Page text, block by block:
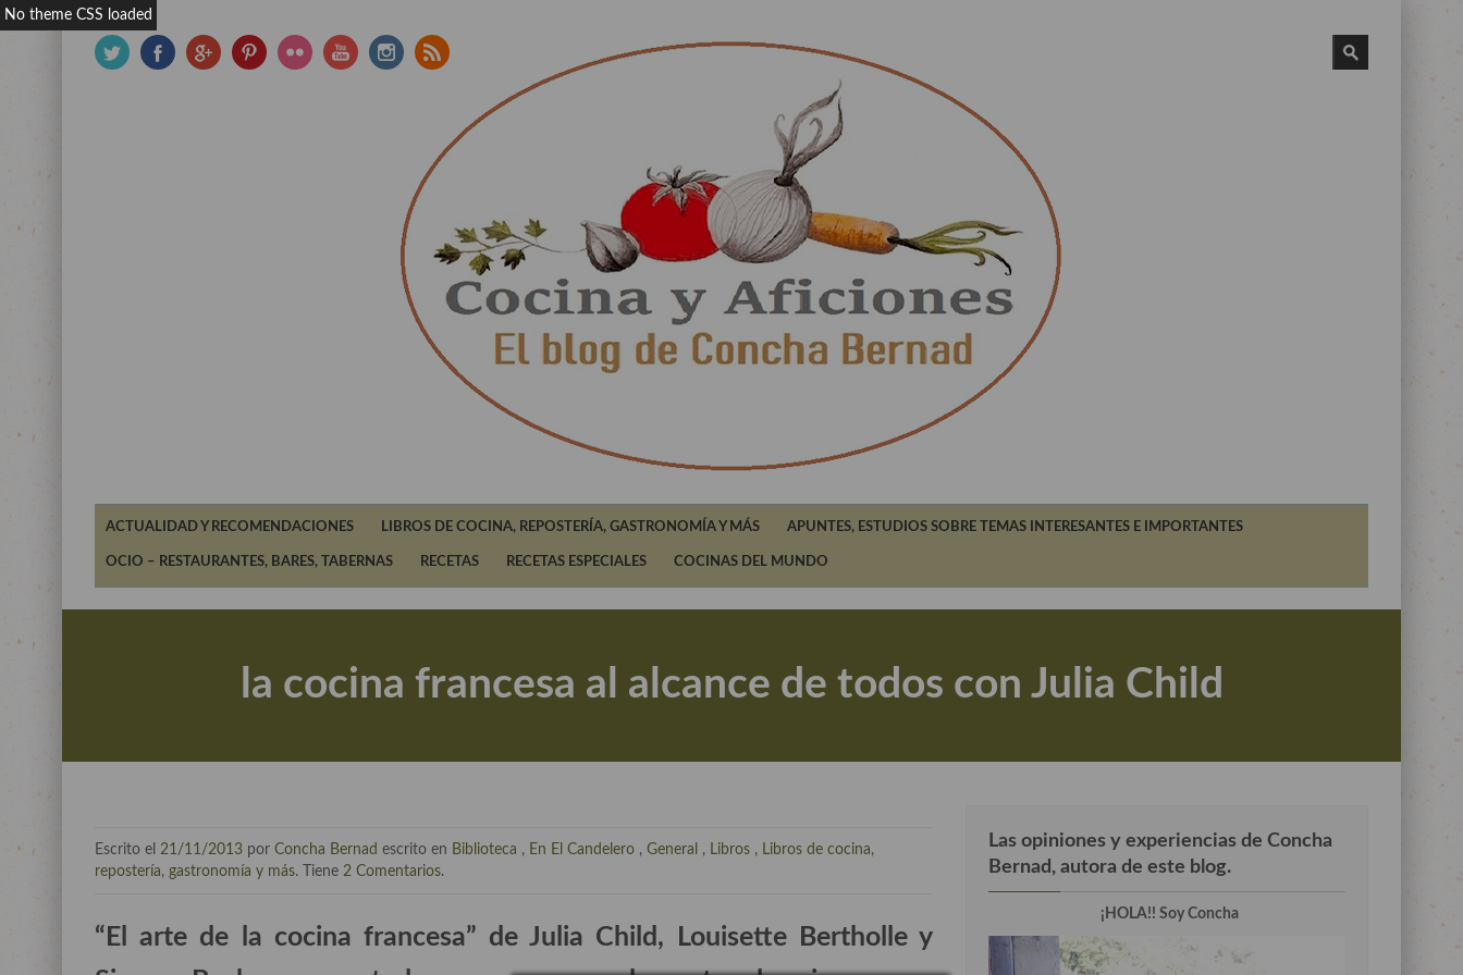
ACTUALIDAD Y RECOMENDACIONES LIBROS DE COCINA, REPOSTERÍA, GASTRONOMÍA Y MÁS APUNTES, ESTUDIOS SOBRE TEMAS INTERESANTES E IMPORTANTES
OCIO – RESTAURANTES, BARES, TABERNAS RECETAS RECETAS ESPECIALES COCINAS DEL MUNDO
la cocina francesa al alcance de todos con Julia Child
Escrito el 21/11/2013 por Concha Bernad escrito en Biblioteca , En El Candelero , General , Libros , Libros de cocina,
repostería, gastronomía y más. Tiene 2 Comentarios.
“El arte de la cocina francesa” de Julia Child, Louisette Bertholle y
Las opiniones y experiencias de Concha
Bernad, autora de este blog.
¡HOLA!! Soy Concha
No theme CSS loaded